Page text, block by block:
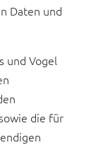
Daten und
und Vogel
die für